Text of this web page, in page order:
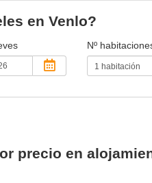
en Venlo?
Nº
precio en